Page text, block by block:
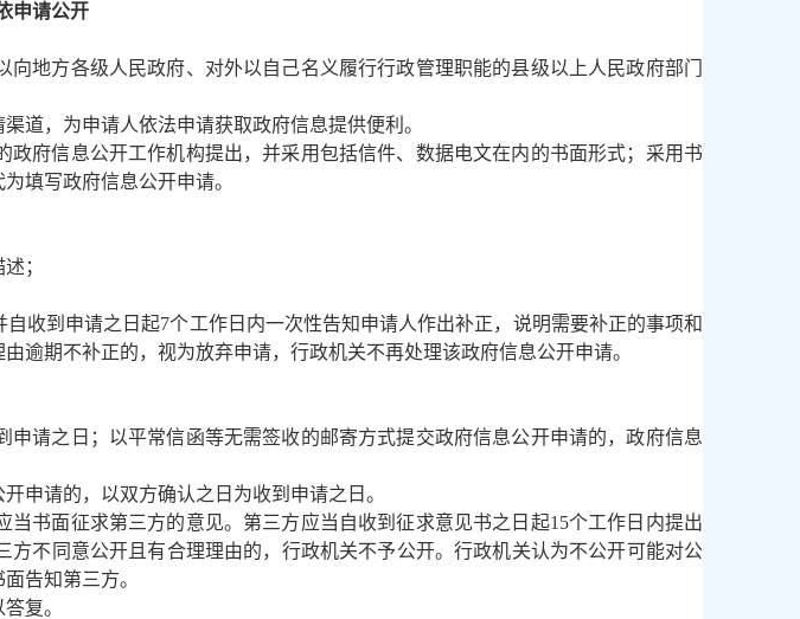
申请公开
方各级人民政府、对外以自己名义履行行政管理职能的县级以上人民政府部门
，为申请人依法申请获取政府信息提供便利。
府信息公开工作机构提出，并采用包括信件、数据电文在内的书面形式；采用书
填写政府信息公开申请。
；
到申请之日起7个工作日内一次性告知申请人作出补正，说明需要补正的事项和
逾期不补正的，视为放弃申请，行政机关不再处理该政府信息公开申请。
请之日；以平常信函等无需签收的邮寄方式提交政府信息公开申请的，政府信息
申请的，以双方确认之日为收到申请之日。
书面征求第三方的意见。第三方应当自收到征求意见书之日起15个工作日内提出
不同意公开且有合理理由的，行政机关不予公开。行政机关认为不公开可能对公
告知第三方。
复。